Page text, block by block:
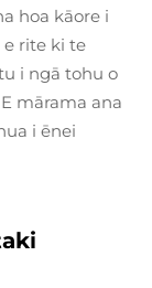
hoa kāore i
e rite ki te
i ngā tohu o
mārama ana
i ēnei